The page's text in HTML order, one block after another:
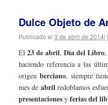
Dulce Objeto de
Publicado el 3 de abril de 2014|
El23 de abril,Día del Libro,
haciendo referencia a las
origen berciano, siempre
mes de abrilredoblamos
presentaciones y ferias del